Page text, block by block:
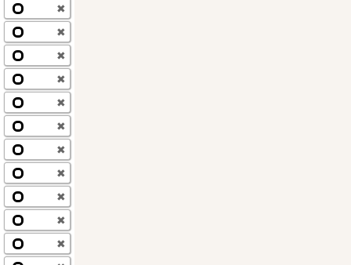
✖
✖
✖
✖
✖
✖
✖
✖
✖
✖
✖